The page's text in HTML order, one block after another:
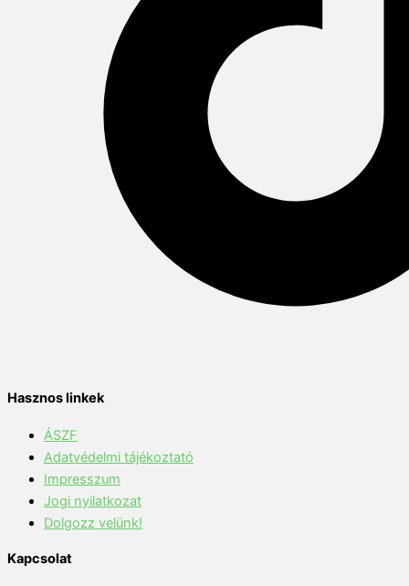
Hasznos linkek
ÁSZF
Adatvédelmi tájékoztató
Impresszum
Jogi nyilatkozat
Dolgozz velünk!
Kapcsolat